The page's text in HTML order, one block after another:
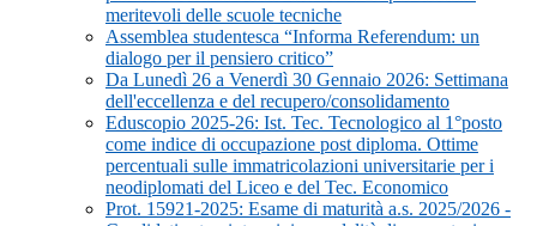
meritevoli delle scuole tecniche
Assemblea studentesca “Informa Referendum: un
dialogo per il pensiero critico”
Da Lunedì 26 a Venerdì 30 Gennaio 2026: Settimana
dell'eccellenza e del recupero/consolidamento
Eduscopio 2025-26: Ist. Tec. Tecnologico al 1°posto
come indice di occupazione post diploma. Ottime
percentuali sulle immatricolazioni universitarie per i
neodiplomati del Liceo e del Tec. Economico
Prot. 15921-2025: Esame di maturità a.s. 2025/2026 -